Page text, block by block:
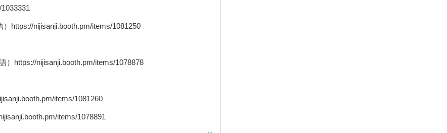
https://nijisanji.booth.pm/items/1081250
）https://nijisanji.booth.pm/items/1078878
items/1081260
items/1078891